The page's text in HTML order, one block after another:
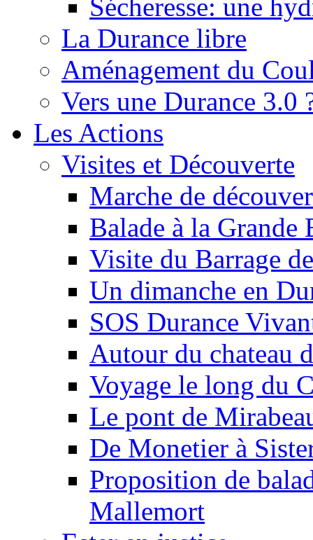
Sécheresse: une
La Durance libre
Aménagement du
Vers une Durance 3.0
Les Actions
Visites et Découverte
Marche de
Balade à la Grande
Visite du Barrage
Un dimanche en
SOS Durance
Autour du chateau
Voyage le long du
Le pont de
De Monetier à
Proposition de
Mallemort